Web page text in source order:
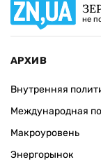
не
АРХИВ
Внутренняя
Международная
Макроуровень
Энергорынок